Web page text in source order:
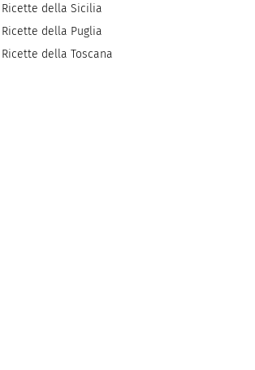
Ricette della Sicilia
Ricette della Puglia
Ricette della Toscana